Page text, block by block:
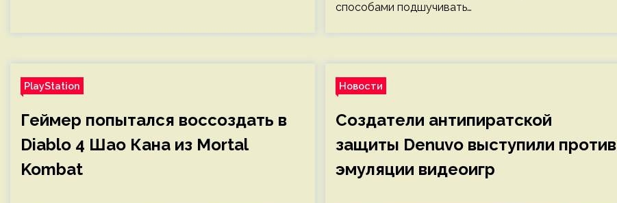
способами подшучивать…
PlayStation
Геймер попытался воссоздать в
Diablo 4 Шао Кана из Mortal
Kombat
Новости
Создатели антипиратской
защиты Denuvo выступили против
эмуляции видеоигр